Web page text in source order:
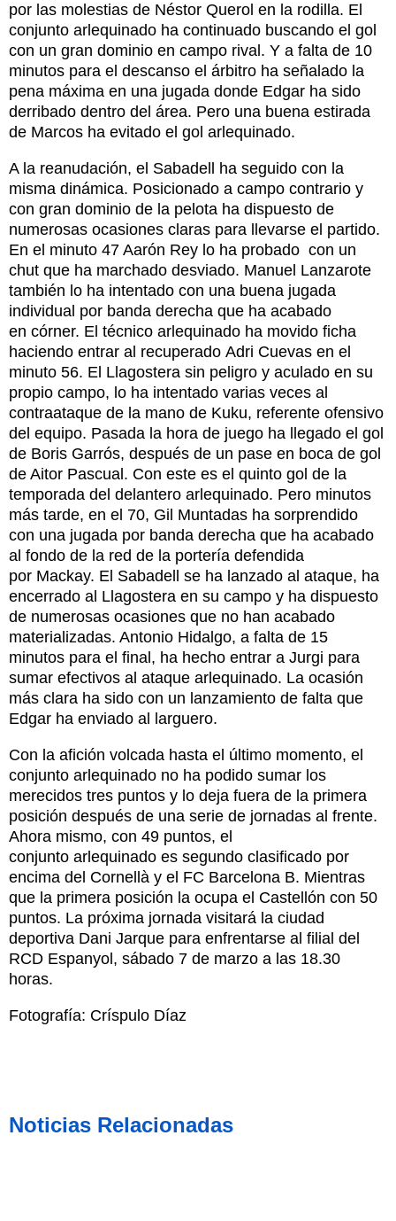
por las molestias de Néstor Querol en la rodilla. El
conjunto arlequinado ha continuado buscando el gol
con un gran dominio en campo rival. Y a falta de 10
minutos para el descanso el árbitro ha señalado la
pena máxima en una jugada donde Edgar ha sido
derribado dentro del área. Pero una buena estirada
de Marcos ha evitado el gol arlequinado.
A la reanudación, el Sabadell ha seguido con la
misma dinámica. Posicionado a campo contrario y
con gran dominio de la pelota ha dispuesto de
numerosas ocasiones claras para llevarse el partido.
En el minuto 47 Aarón Rey lo ha probado con un
chut que ha marchado desviado. Manuel Lanzarote
también lo ha intentado con una buena jugada
individual por banda derecha que ha acabado
en córner. El técnico arlequinado ha movido ficha
haciendo entrar al recuperado Adri Cuevas en el
minuto 56. El Llagostera sin peligro y aculado en su
propio campo, lo ha intentado varias veces al
contraataque de la mano de Kuku, referente ofensivo
del equipo. Pasada la hora de juego ha llegado el gol
de Boris Garrós, después de un pase en boca de gol
de Aitor Pascual. Con este es el quinto gol de la
temporada del delantero arlequinado. Pero minutos
más tarde, en el 70, Gil Muntadas ha sorprendido
con una jugada por banda derecha que ha acabado
al fondo de la red de la portería defendida
por Mackay. El Sabadell se ha lanzado al ataque, ha
encerrado al Llagostera en su campo y ha dispuesto
de numerosas ocasiones que no han acabado
materializadas. Antonio Hidalgo, a falta de 15
minutos para el final, ha hecho entrar a Jurgi para
sumar efectivos al ataque arlequinado. La ocasión
más clara ha sido con un lanzamiento de falta que
Edgar ha enviado al larguero.
Con la afición volcada hasta el último momento, el
conjunto arlequinado no ha podido sumar los
merecidos tres puntos y lo deja fuera de la primera
posición después de una serie de jornadas al frente.
Ahora mismo, con 49 puntos, el
conjunto arlequinado es segundo clasificado por
encima del Cornellà y el FC Barcelona B. Mientras
que la primera posición la ocupa el Castellón con 50
puntos. La próxima jornada visitará la ciudad
deportiva Dani Jarque para enfrentarse al filial del
RCD Espanyol, sábado 7 de marzo a las 18.30
horas.
Fotografía: Críspulo Díaz
Noticias Relacionadas